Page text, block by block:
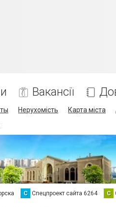
Вакансії
Нерухомість Карта міста
С Спецпроект сайта 6264 С